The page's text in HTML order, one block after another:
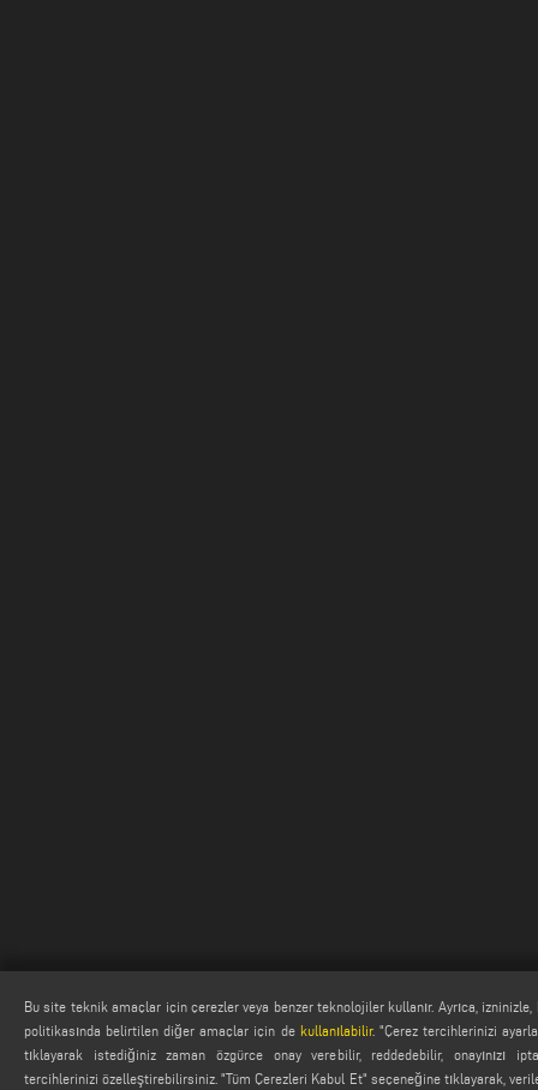
Bu site teknik amaçlar için çerezler veya benzer teknolojiler kullanır. Ayrıca,
politikasında belirtilen diğer amaçlar için de kullanılabilir. "Çerez tercihlerinizi
tıklayarak istediğiniz zaman özgürce onay verebilir, reddedebilir, onayınızı
tercihlerinizi özelleştirebilirsiniz. "Tüm Çerezleri Kabul Et" seçeneğine tıklayarak,